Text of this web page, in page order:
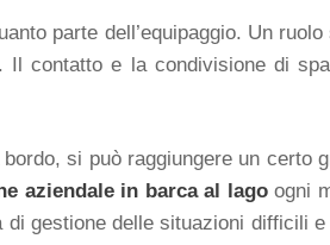
parte dell’equipaggio. Un
Il contatto e la condivisione di
si può raggiungere un
aziendale in barca al lagoogni
gestione delle situazioni difficili